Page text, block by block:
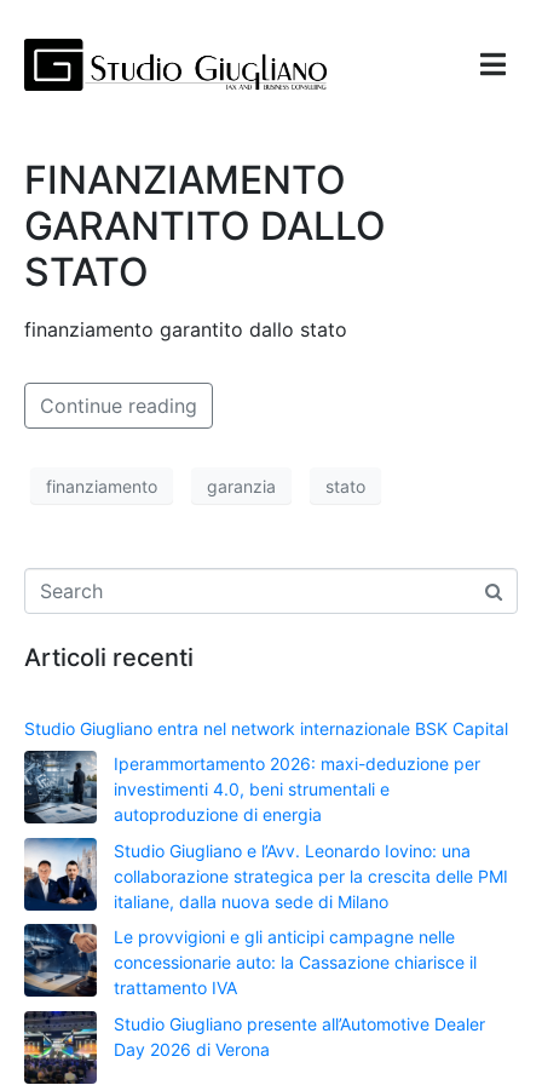
FINANZIAMENTO
GARANTITO DALLO
STATO
finanziamento garantito dallo stato
Continue reading
finanziamento garanzia stato
Articoli recenti
Studio Giugliano entra nel network internazionale BSK Capital
Iperammortamento 2026: maxi-deduzione per
investimenti 4.0, beni strumentali e
autoproduzione di energia
Studio Giugliano e l’Avv. Leonardo Iovino: una
collaborazione strategica per la crescita delle PMI
italiane, dalla nuova sede di Milano
Le provvigioni e gli anticipi campagne nelle
concessionarie auto: la Cassazione chiarisce il
trattamento IVA
Studio Giugliano presente all’Automotive Dealer
Day 2026 di Verona